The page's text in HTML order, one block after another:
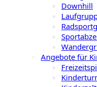
Downhill
Angebote für